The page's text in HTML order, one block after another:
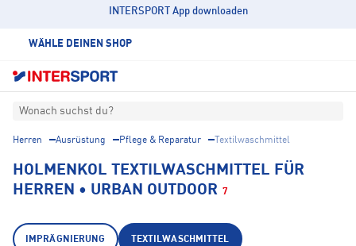
INTERSPORT App downloaden
WÄHLE DEINEN SHOP
Wonach suchst du?
Herren Ausrüstung Pflege & Reparatur Textilwaschmittel
HOLMENKOL TEXTILWASCHMITTEL FÜR
HERREN • URBAN OUTDOOR 7
IMPRÄGNIERUNG TEXTILWASCHMITTEL